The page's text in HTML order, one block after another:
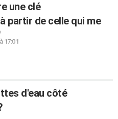
une clé
partir de celle qui me
17:01
d'eau côté